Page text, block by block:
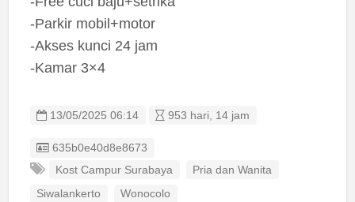
-Parkir mobil+motor
-Akses kunci 24 jam
-Kamar 3×4
13/05/2025 06:14 953 hari, 14 jam
Listing ID
635b0e40d8e8673
Kost Campur Surabaya
Pria dan Wanita
Siwalankerto Wonocolo